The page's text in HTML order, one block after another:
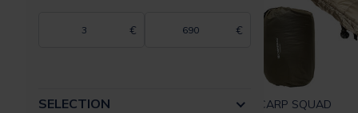
PROLOGIC
€ €
SELECTION CARP SQUAD